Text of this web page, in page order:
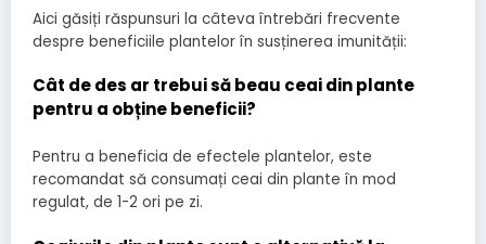
Aici găsiți răspunsuri la câteva întrebări frecvente
despre beneficiile plantelor în susținerea imunității:
Cât de des ar trebui să beau ceai din plante
pentru a obține beneficii?
Pentru a beneficia de efectele plantelor, este
recomandat să consumați ceai din plante în mod
regulat, de 1-2 ori pe zi.